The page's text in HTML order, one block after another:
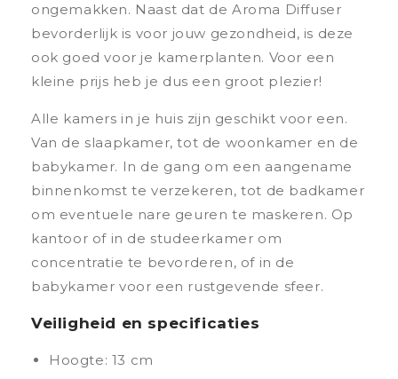
ongemakken. Naast dat de Aroma Diffuser
bevorderlijk is voor jouw gezondheid, is deze
ook goed voor je kamerplanten. Voor een
kleine prijs heb je dus een groot plezier!
Alle kamers in je huis zijn geschikt voor een.
Van de slaapkamer, tot de woonkamer en de
babykamer. In de gang om een aangename
binnenkomst te verzekeren, tot de badkamer
om eventuele nare geuren te maskeren. Op
kantoor of in de studeerkamer om
concentratie te bevorderen, of in de
babykamer voor een rustgevende sfeer.
Veiligheid en specificaties
Hoogte: 13 cm